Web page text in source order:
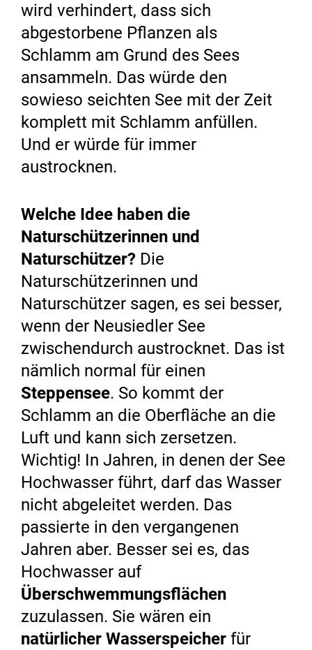
wird verhindert, dass sich
abgestorbene Pflanzen als
Schlamm am Grund des Sees
ansammeln. Das würde den
sowieso seichten See mit der Zeit
komplett mit Schlamm anfüllen.
Und er würde für immer
austrocknen.
Welche Idee haben die
Naturschützerinnen und
Naturschützer? Die
Naturschützerinnen und
Naturschützer sagen, es sei besser,
wenn der Neusiedler See
zwischendurch austrocknet. Das ist
nämlich normal für einen
Steppensee. So kommt der
Schlamm an die Oberfläche an die
Luft und kann sich zersetzen.
Wichtig! In Jahren, in denen der See
Hochwasser führt, darf das Wasser
nicht abgeleitet werden. Das
passierte in den vergangenen
Jahren aber. Besser sei es, das
Hochwasser auf
Überschwemmungsflächen
zuzulassen. Sie wären ein
natürlicher Wasserspeicher für